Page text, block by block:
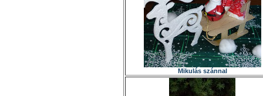
Mikulás szánnal